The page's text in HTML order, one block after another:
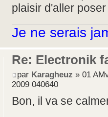
plaisir d'aller
Je ne serais
Re: Electronik
par Karagheuz » 01
2009 040640
Bon, il va se